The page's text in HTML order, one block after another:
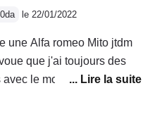
priorité... RIP la mito :)
le 22/01/2022
une Alfa romeo Mito jtdm
que j'ai toujours des
avec le moteur au quel